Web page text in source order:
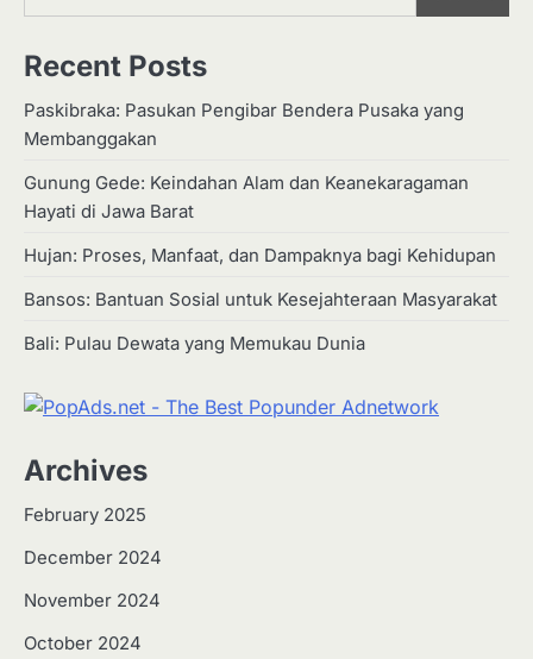
Recent Posts
Paskibraka: Pasukan Pengibar Bendera Pusaka yang
Membanggakan
Gunung Gede: Keindahan Alam dan Keanekaragaman
Hayati di Jawa Barat
Hujan: Proses, Manfaat, dan Dampaknya bagi Kehidupan
Bansos: Bantuan Sosial untuk Kesejahteraan Masyarakat
Bali: Pulau Dewata yang Memukau Dunia
Archives
February 2025
December 2024
November 2024
October 2024
2